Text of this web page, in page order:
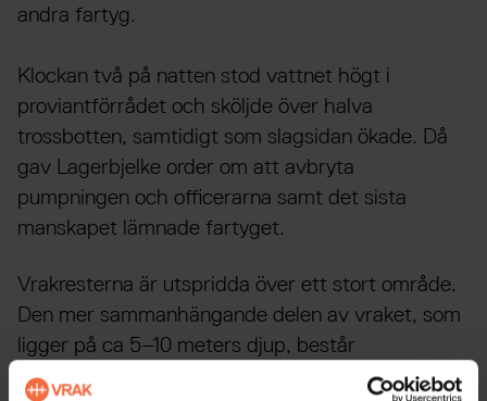
andra fartyg.
Klockan två på natten stod vattnet högt i
proviantförrådet och sköljde över halva
trossbotten, samtidigt som slagsidan ökade. Då
gav Lagerbjelke order om att avbryta
pumpningen och officerarna samt det sista
manskapet lämnade fartyget.
Vrakresterna är utspridda över ett stort område.
Den mer sammanhängande delen av vraket, som
ligger på ca 5–10 meters djup, består
huvudsakligen av fartygets bottensektion. Vid